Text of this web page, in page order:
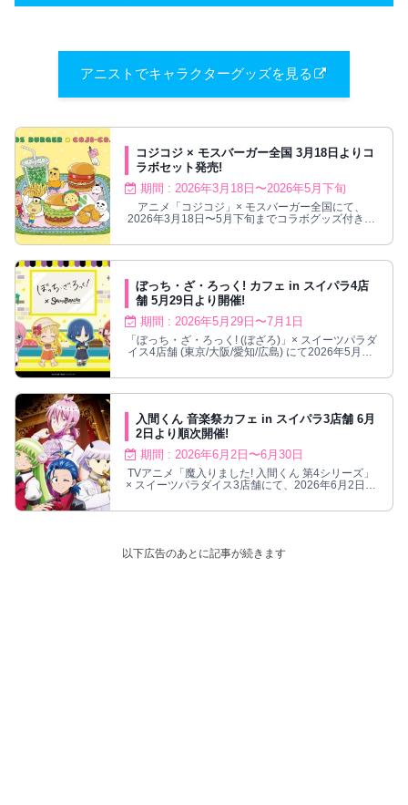
アニストでキャラクターグッズを見る
コジコジ × モスバーガー全国 3月18日よりコ
ラボセット発売!
期間 : 2026年3月18日〜2026年5月下旬
アニメ「コジコジ」× モスバーガー全国にて、
2026年3月18日〜5月下旬までコラボグッズ付きの
ぼっち・ざ・ろっく! カフェ in スイパラ4店
舗 5月29日より開催!
期間 : 2026年5月29日〜7月1日
「ぼっち・ざ・ろっく! (ぼざろ)」× スイーツパラダ
イス4店舗 (東京/大阪/愛知/広島) にて2026年5月29
入間くん 音楽祭カフェ in スイパラ3店舗 6月
2日より順次開催!
期間 : 2026年6月2日〜6月30日
TVアニメ「魔入りました! 入間くん 第4シリーズ」
× スイーツパラダイス3店舗にて、2026年6月2日よ
以下広告のあとに記事が続きます